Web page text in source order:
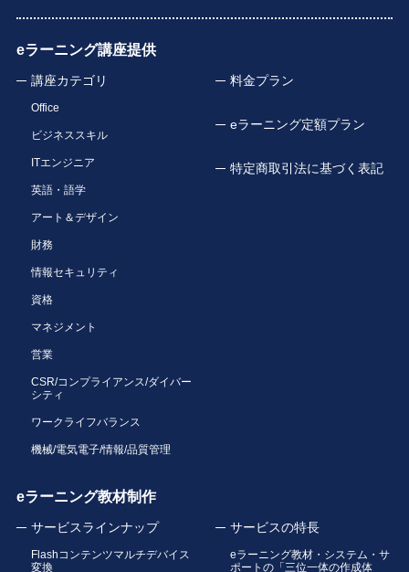
eラーニング講座提供
講座カテゴリ
Office
ビジネススキル
ITエンジニア
英語・語学
アート＆デザイン
財務
情報セキュリティ
資格
マネジメント
営業
CSR/コンプライアンス/ダイバー
シティ
ワークライフバランス
機械/電気電子/情報/品質管理
料金プラン
eラーニング定額プラン
特定商取引法に基づく表記
eラーニング教材制作
サービスラインナップ
Flashコンテンツマルチデバイス
変換
サービスの特長
eラーニング教材・システム・サ
ポートの「三位一体の作成体